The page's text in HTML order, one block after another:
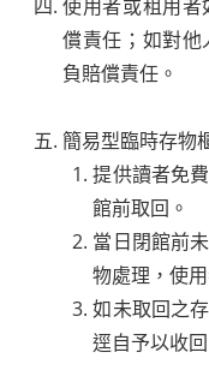
使用者或租用
償責任；如對
負賠償責任。
簡易型臨時存物
提供讀者免
館前取回。
當日閉館前
物處理，使
如未取回之
逕自予以收